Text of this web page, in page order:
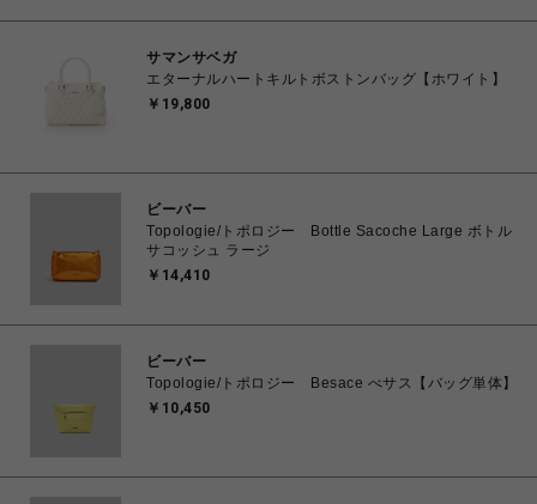
サマンサベガ
エターナルハートキルトボストンバッグ【ホワイト】
￥19,800
ビーバー
Topologie/トポロジー Bottle Sacoche Large ボトル
サコッシュ ラージ
￥14,410
ビーバー
Topologie/トポロジー Besace べサス【バッグ単体】
￥10,450